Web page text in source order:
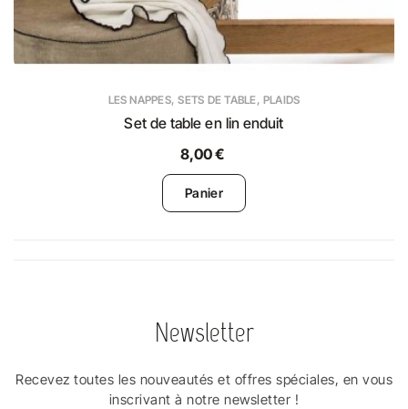
LES NAPPES, SETS DE TABLE, PLAIDS
Set de table en lin enduit
8,00 €
Panier
Newsletter
Recevez toutes les nouveautés et offres spéciales, en vous
inscrivant à notre newsletter !